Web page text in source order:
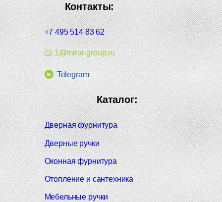
Контакты:
+7 495 514 83 62
1@mirar-group.ru
Telegram
Каталог:
Дверная фурнитура
Дверные ручки
Оконная фурнитура
Отопление и сантехника
Мебельные ручки